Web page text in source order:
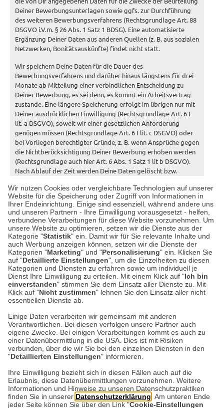
Wir nutzen Cookies oder vergleichbare Technologien auf unserer
Website für die Speicherung oder Zugriff von Informationen in
Ihrer Endeinrichtung. Einige sind essenziell, während andere uns
und unseren Partnern - Ihre Einwilligung vorausgesetzt - helfen,
verbundene Verarbeitungen für diese Website vorzunehmen. Um
unsere Website zu optimieren, setzen wir die Dienste aus der
Kategorie "Statistik" ein. Damit wir für Sie relevante Inhalte und
auch Werbung anzeigen können, setzen wir die Dienste der
Kategorien "Marketing" und "Personalisierung" ein. Klicken Sie
auf "Detaillierte Einstellungen", um die Einzelheiten zu diesen
Kategorien und Diensten zu erfahren sowie um individuell je
Dienst Ihre Einwilligung zu erteilen. Mit einem Klick auf "Ich bin
einverstanden" stimmen Sie dem Einsatz aller Dienste zu. Mit
Klick auf "Nicht zustimmen" lehnen Sie den Einsatz aller nicht
essentiellen Dienste ab.
Einige Daten verarbeiten wir gemeinsam mit anderen
Verantwortlichen. Bei diesen verfolgen unsere Partner auch
eigene Zwecke. Bei einigen Verarbeitungen kommt es auch zu
einer Datenübermittlung in die USA. Dies ist mit Risiken
verbunden, über die wir Sie bei den einzelnen Diensten in den
"Detaillierten Einstellungen" informieren.
Ihre Einwilligung bezieht sich in diesen Fällen auch auf die
Erlaubnis, diese Datenübermittlungen vorzunehmen. Weitere
Informationen und Hinweise zu unseren Datenschutzpraktiken
finden Sie in unserer Datenschutzerklärung . Am unteren Ende
jeder Seite können Sie über den Link "Cookie-Einstellungen
Deiner Bewerbungsunterlagen sowie ggfs. zur Durchführung
des weiteren Bewerbungsverfahrens (Rechtsgrundlage Art. 88
DSGVO i.V.m. § 26 Abs. 1 Satz 1 BDSG). Eine automatisierte
Ergänzung Deiner Daten aus anderen Quellen (z. B. aus sozialen
Netzwerken, Bonitätsauskünfte) findet nicht statt.
Wir speichern Deine Daten für die Dauer des
Bewerbungsverfahrens und darüber hinaus längstens für drei
Monate ab Mitteilung einer verbindlichen Entscheidung zu
Deiner Bewerbung, es sei denn, es kommt ein Arbeitsvertrag
zustande. Eine längere Speicherung erfolgt im übrigen nur mit
Deiner ausdrücklichen Einwilligung (Rechtsgrundlage Art. 6 I
lit. a DSGVO), soweit wir einer gesetzlichen Anforderung
genügen müssen (Rechtsgrundlage Art. 6 I lit. c DSGVO) oder
bei Vorliegen berechtigter Gründe, z. B. wenn Ansprüche gegen
die Nichtberücksichtigung Deiner Bewerbung erhoben werden
(Rechtsgrundlage auch hier Art. 6 Abs. 1 Satz 1 lit b DSGVO).
Nach Ablauf der Zeit werden Deine Daten gelöscht bzw.
Zugriffsmöglichkeiten soweit gesetzlich vorgegeben für
handels- und steuerrechtliche Archivierungszwecke
gespeichert.
Weitere Informationen zum Datenschutz findest Du unter
www.the-british-shop.de/datenschutz
Bitte sende Deine vollständige Bewerbung an unsere
Personalabteilung unter der E-Mail-Adresse
bewerbung@the-british-shop.deoder schriftlich an:
THE BRITISH SHOP, Personalabteilung, Auf dem Steinbüchel 6,
53340 Meckenheim
Datenschutz
Impressum
Kontakt